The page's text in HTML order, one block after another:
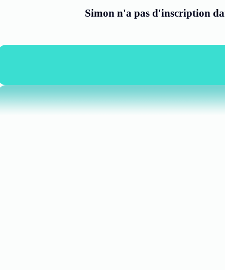
Simon n'a pas d'inscription